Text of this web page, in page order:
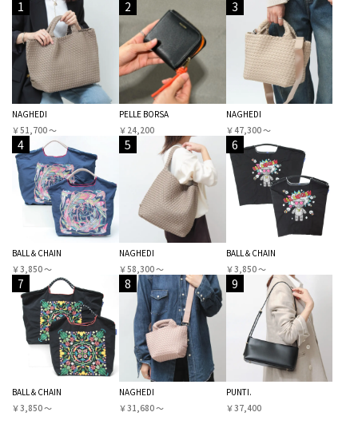
1
NAGHEDI
￥51,700 〜
2
PELLE BORSA
￥24,200
3
NAGHEDI
￥47,300 〜
4
BALL＆CHAIN
￥3,850 〜
5
NAGHEDI
￥58,300 〜
6
BALL＆CHAIN
￥3,850 〜
7
BALL＆CHAIN
￥3,850 〜
8
NAGHEDI
￥31,680 〜
9
PUNTI.
￥37,400